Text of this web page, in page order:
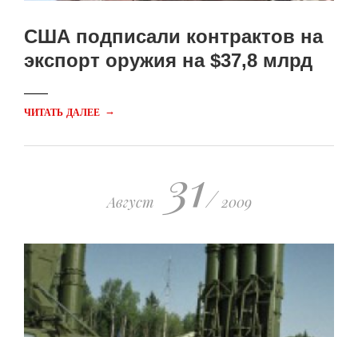
США подписали контрактов на
экспорт оружия на $37,8 млрд
ЧИТАТЬ ДАЛЕЕ →
Август 31/ 2009